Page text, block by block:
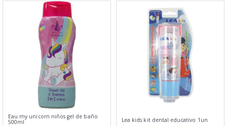
Eau my unicorn niños gel de baño
500ml Lea kids kit dental educativo 1un